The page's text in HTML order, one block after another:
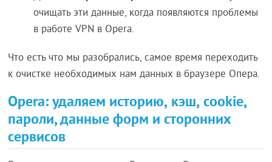
очищать эти данные, когда появляются проблемы
в работе VPN в Opera.
Что есть что мы разобрались, самое время переходить
к очистке необходимых нам данных в браузере Опера.
Opera: удаляем историю, кэш, cookie,
пароли, данные форм и сторонних
сервисов